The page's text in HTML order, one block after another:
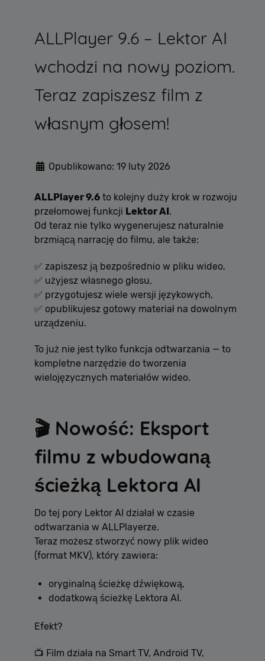
ALLPlayer 9.6 – Lektor AI
wchodzi na nowy poziom.
Teraz zapiszesz film z
własnym głosem!
Opublikowano: 19 luty 2026
ALLPlayer 9.6 to kolejny duży krok w rozwoju
przełomowej funkcji Lektor AI.
Od teraz nie tylko wygenerujesz naturalnie
brzmiącą narrację do filmu, ale także:
✅ zapiszesz ją bezpośrednio w pliku wideo,
✅ użyjesz własnego głosu,
✅ przygotujesz wiele wersji językowych,
✅ opublikujesz gotowy materiał na dowolnym
urządzeniu.
To już nie jest tylko funkcja odtwarzania — to
kompletne narzędzie do tworzenia
wielojęzycznych materiałów wideo.
🎬 Nowość: Eksport
filmu z wbudowaną
ścieżką Lektora AI
Do tej pory Lektor AI działał w czasie
odtwarzania w ALLPlayerze.
Teraz możesz stworzyć nowy plik wideo
(format MKV), który zawiera:
oryginalną ścieżkę dźwiękową,
dodatkową ścieżkę Lektora AI.
Efekt?
📺 Film działa na Smart TV, Android TV,